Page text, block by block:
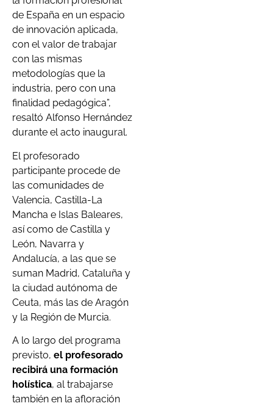
de España en un espacio
de innovación aplicada,
con el valor de trabajar
con las mismas
metodologías que la
industria, pero con una
finalidad pedagógica”,
resaltó Alfonso Hernández
durante el acto inaugural.
El profesorado
participante procede de
las comunidades de
Valencia, Castilla-La
Mancha e Islas Baleares,
así como de Castilla y
León, Navarra y
Andalucía, a las que se
suman Madrid, Cataluña y
la ciudad autónoma de
Ceuta, más las de Aragón
y la Región de Murcia.
A lo largo del programa
previsto, el profesorado
recibirá una formación
holística, al trabajarse
también en la afloración